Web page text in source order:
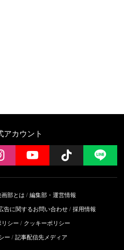
アカウント
instagramYouTube Follow
部とは
編集部・運営情報
告に関するお問い合わせ 採用情報
シー
クッキーポリシー
ー
記事配信先メディア